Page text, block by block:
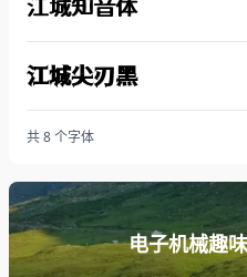
江城知音体
江城尖刃黑
共 8 个字体
电子机械趣